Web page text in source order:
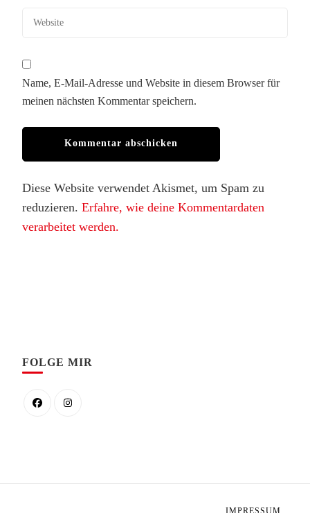
Name, E-Mail-Adresse und Website in diesem Browser für
meinen nächsten Kommentar speichern.
Diese Website verwendet Akismet, um Spam zu
reduzieren. Erfahre, wie deine Kommentardaten
verarbeitet werden.
FOLGE MIR
IMPRESSUM